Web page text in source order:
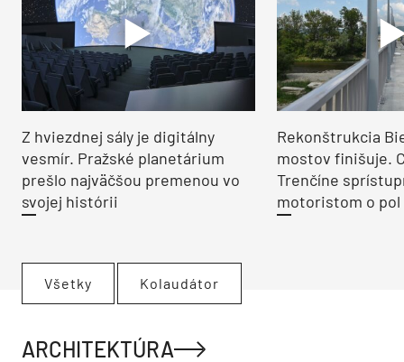
Z hviezdnej sály je digitálny
vesmír. Pražské planetárium
prešlo najväčšou premenou vo
svojej histórii
Rekonštrukcia
mostov finišuje.
Trenčíne
motoristom o pol
Všetky Kolaudátor
ARCHITEKTÚRA